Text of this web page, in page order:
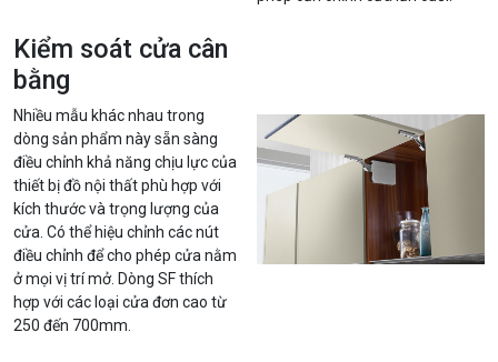
Kiểm soát cửa cân
bằng
Nhiều mẫu khác nhau trong
dòng sản phẩm này sẵn sàng
điều chỉnh khả năng chịu lực của
thiết bị đồ nội thất phù hợp với
kích thước và trọng lượng của
cửa. Có thể hiệu chỉnh các nút
điều chỉnh để cho phép cửa nằm
ở mọi vị trí mở. Dòng SF thích
hợp với các loại cửa đơn cao từ
250 đến 700mm.